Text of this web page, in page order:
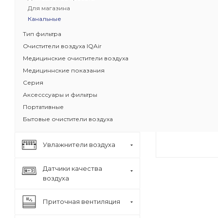
Для магазина
Канальные
Тип фильтра
Очистители воздуха IQAir
Медицинские очистители воздуха
Медициннские показания
Серия
Аксесссуары и фильтры
Портативные
Бытовые очистители воздуха
Увлажнители воздуха
Датчики качества
воздуха
Приточная вентиляция